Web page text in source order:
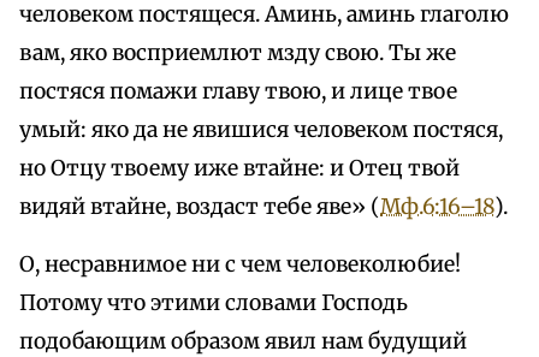
человеком постящеся. Аминь, аминь глаголю
вам, яко восприемлют мзду свою. Ты же
постяся помажи главу твою, и лице твое
умый: яко да не явишися человеком постяся,
но Отцу твоему иже втайне: и Отец твой
видяй втайне, воздаст тебе яве» (Мф.6:16–18).
О, несравнимое ни с чем человеколюбие!
Потому что этими словами Господь
подобающим образом явил нам будущий